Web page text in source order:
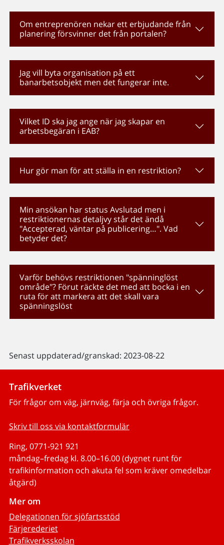
Om entreprenören nekar ett erbjudande från
planering försvinner det från portalen?
Jag vill byta organisation på ett
banarbetsobjekt men det fungerar inte.
Vilket ID ska jag ange när jag skapar en
arbetsbegäran i EAB?
Hur gör man för att ställa in en restriktion?
Min ansökan har status Avslutad men i
restriktionernas detaljvy står det ändå
"Accepterad, väntar på publicering…". Vad
betyder det?
Varför behövs restriktionen "spänninglöst
område"? Förut räckte det med att bocka i en
ruta för att markera att det skall vara
spänningslöst
Senast uppdaterad/granskad: 2023-08-22
Trafikverket
För frågor om väg, järnväg, färja och övriga frågor.
Skriv till oss via kontaktformulär
Ring, 0771-921 921
måndag–fredag kl. 8.00–16.00 (dygnet runt för
trafikinformation och akuta fel som kräver omedelbar
åtgärd)
Mer om
Delegationen för sjöfartsstöd
Färjerederiet
Trafikverksskolan